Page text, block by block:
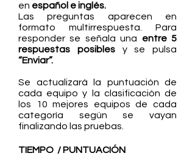
en español e inglés.
Las preguntas aparecen en
formato multirrespuesta. Para
responder se señala una entre 5
respuestas posiblesy se pulsa
“Enviar”.
Se actualizará la puntuación de
cada equipo y la clasificación de
los 10 mejores equipos de cada
categoría según se vayan
finalizando las pruebas.
TIEMPO / PUNTUACIÓN